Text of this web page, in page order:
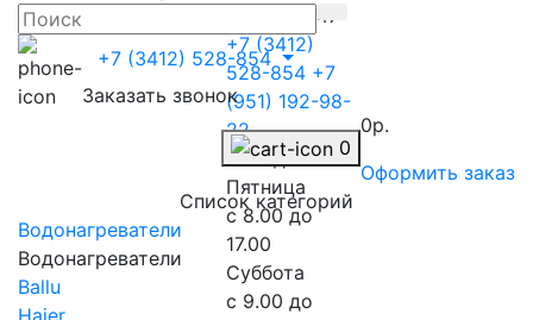
Телегина 47
+7 (3412)
528-854 +7
(951) 192-98-
22
Понедельник-
Пятница
с 8.00 до
17.00
Суббота
с 9.00 до
+7 (3412) 528-854
Заказать звонок
0
0р.
Оформить заказ
Список категорий
Водонагреватели
Водонагреватели
Ballu
Haier